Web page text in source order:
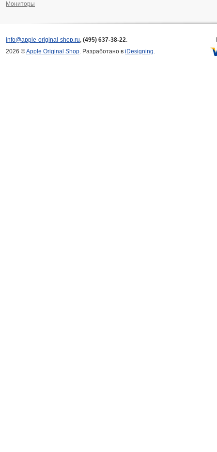
Мониторы
info@apple-original-shop.ru, (495) 637-38-22.
2026 ©Apple Original Shop. Разработано в iDesigning.